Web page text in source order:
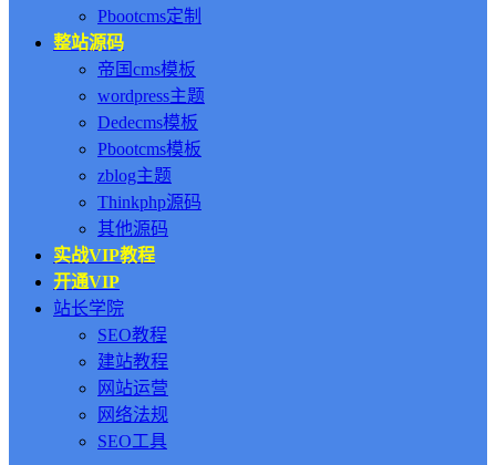
Pbootcms定制
整站源码
帝国cms模板
wordpress主题
Dedecms模板
Pbootcms模板
zblog主题
Thinkphp源码
其他源码
实战VIP教程
开通VIP
站长学院
SEO教程
建站教程
网站运营
网络法规
SEO工具